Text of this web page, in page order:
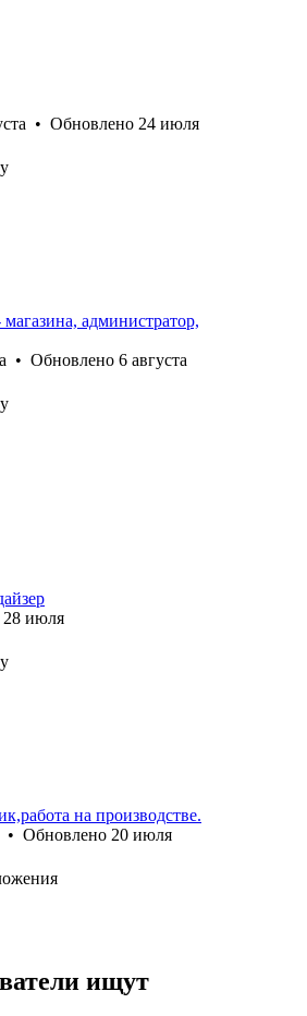
• Обновлено 24 июля
администратор,
• Обновлено 6 августа
28 июля
на производстве.
• Обновлено 20 июля
ищут